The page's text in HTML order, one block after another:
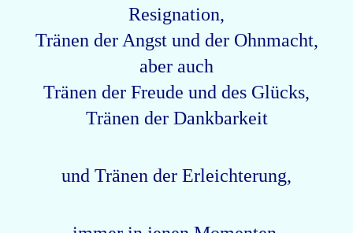
Resignation,
Tränen der Angst und der Ohnmacht,
aber auch
Tränen der Freude und des Glücks,
Tränen der Dankbarkeit
und Tränen der Erleichterung,